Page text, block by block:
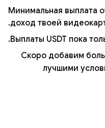
Минимальная выплата
доход твоей
Выплаты USDT пока
Скоро добавим
лучшими